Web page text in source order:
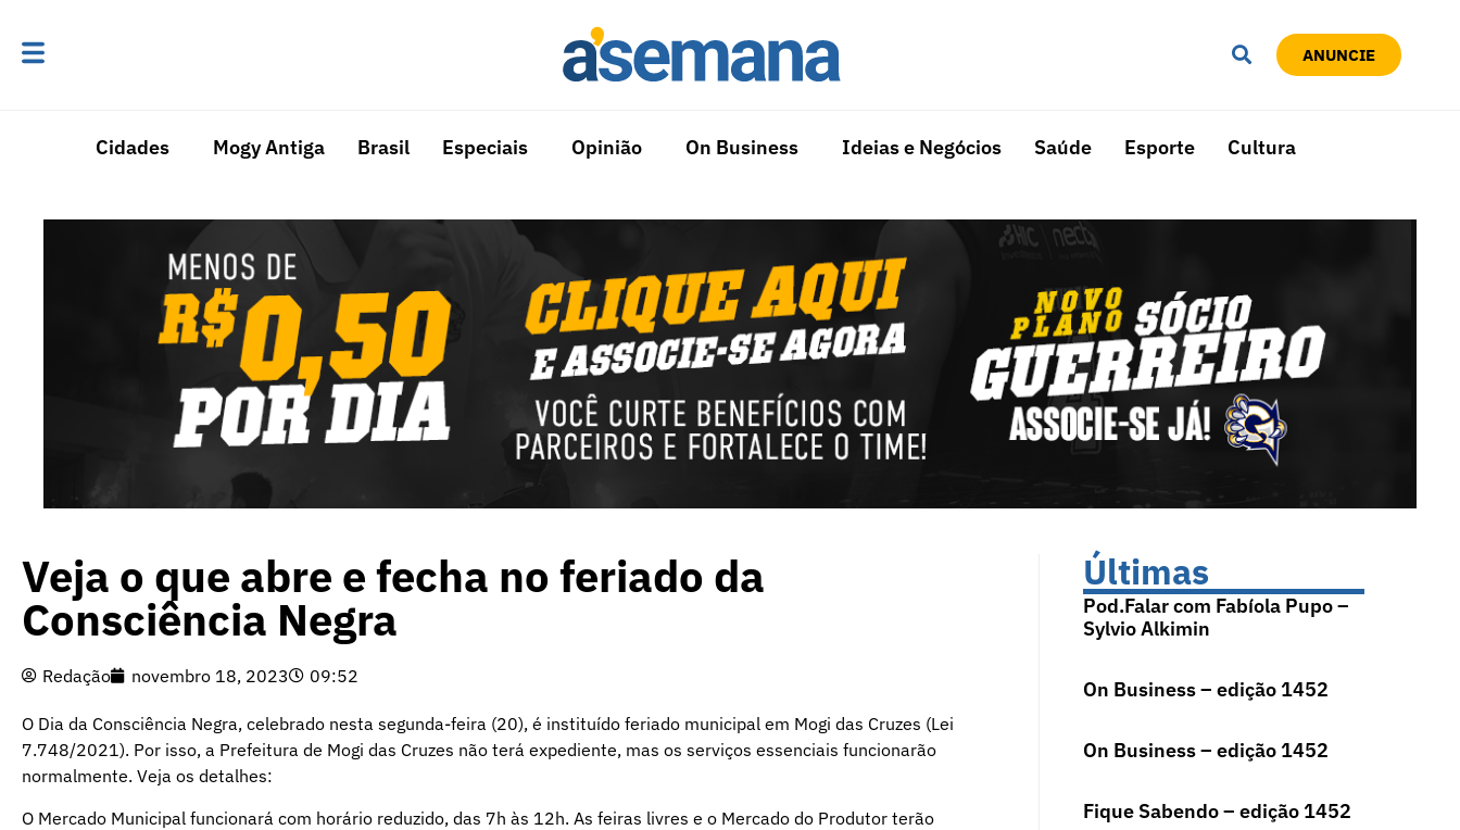
ANUNCIE
Cidades Mogy Antiga Brasil Especiais Opinião On Business Ideias e Negócios Saúde Esporte Cultura
Veja o que abre e fecha no feriado da
Consciência Negra
Redação novembro 18, 2023 09:52
O Dia da Consciência Negra, celebrado nesta segunda-feira (20), é instituído feriado municipal em Mogi das Cruzes (Lei
7.748/2021). Por isso, a Prefeitura de Mogi das Cruzes não terá expediente, mas os serviços essenciais funcionarão
normalmente. Veja os detalhes:
O Mercado Municipal funcionará com horário reduzido, das 7h às 12h. As feiras livres e o Mercado do Produtor terão
Últimas
Pod.Falar com Fabíola Pupo –
Sylvio Alkimin
On Business – edição 1452
On Business – edição 1452
Fique Sabendo – edição 1452